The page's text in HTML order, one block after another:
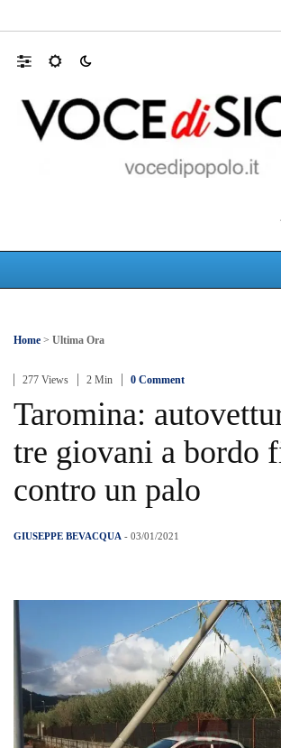
Home > Ultima Ora
277 Views 2 Min 0 Comment
Taromina:
tre giovani a bordo
contro un palo
GIUSEPPE BEVACQUA - 03/01/2021